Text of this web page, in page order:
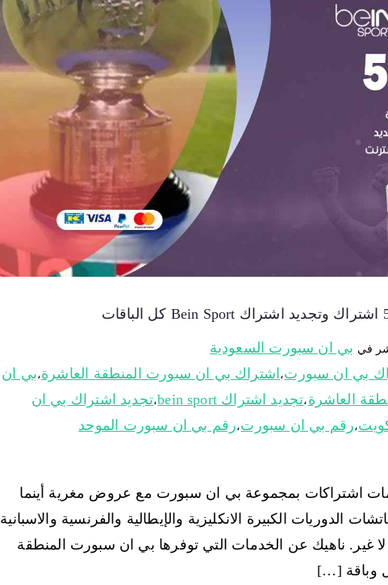
في بي ان سبورت السعودية
بي ان سبورت، اشتراك بي ان سبورت المنطقة العاشرة،بي ان
العاشرة ،تجديد اشتراك bein sport ،تجديد اشتراك بي ان
،رقم بي ان سبورت،رقم بي ان سبورت الموحد
اشتراكات بمجموعة بي ان سبورت مع عروض مغرية أينما
الدوريات الكبيرة الانكليزية والإيطالية والفرنسية والاسبانية
غير. ناهيك عن الخدمات التي توفرها بي ان سبورت المنطقة
وباقة […]